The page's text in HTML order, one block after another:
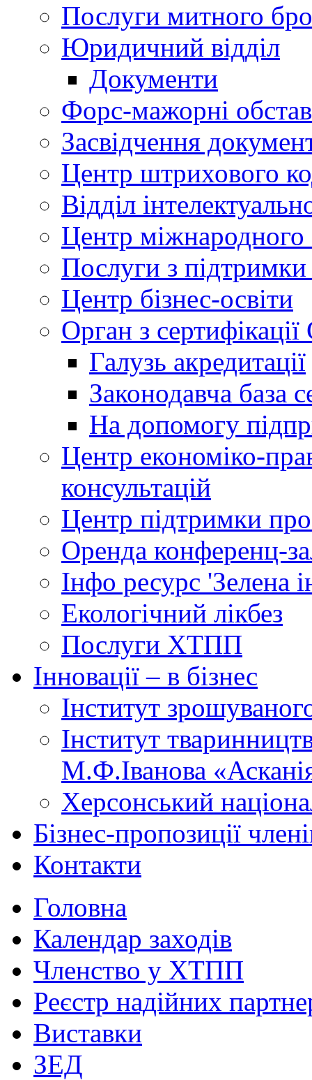
Послуги митного
Юридичний відділ
Документи
Форс-мажорні
Засвідчення
Центр штрихового
Відділ
Центр міжнародного
Послуги з підтримки
Центр бізнес-освіти
Орган з
Галузь акредитації
Законодавча база
На допомогу
Центр економіко-
консультацій
Центр підтримки
Оренда конференц-
Інфо ресурс 'Зелена
Екологічний лікбез
Послуги ХТПП
Інновації – в бізнес
Інститут
Інститут
М.Ф.Іванова
Херсонський
Бізнес-пропозиції
Контакти
Головна
Календар заходів
Членство у ХТПП
Реєстр надійних
Виставки
ЗЕД